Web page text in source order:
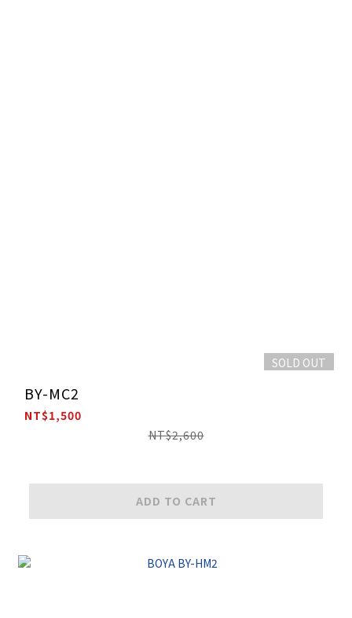
SOLD OUT
BY-MC2
NT$1,500
NT$2,600
ADD TO CART